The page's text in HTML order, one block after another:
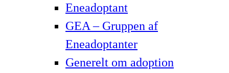
Eneadoptant
GEA – Gruppen af
Eneadoptanter
Generelt om adoption